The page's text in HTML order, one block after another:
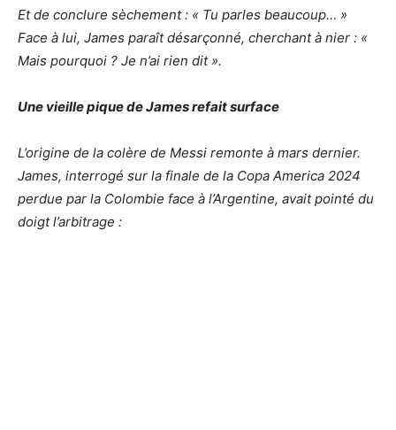
Et de conclure sèchement : « Tu parles beaucoup… »
Face à lui, James paraît désarçonné, cherchant à nier : «
Mais pourquoi ? Je n’ai rien dit ».
Une vieille pique de James refait surface
L’origine de la colère de Messi remonte à mars dernier.
James, interrogé sur la finale de la Copa America 2024
perdue par la Colombie face à l’Argentine, avait pointé du
doigt l’arbitrage :